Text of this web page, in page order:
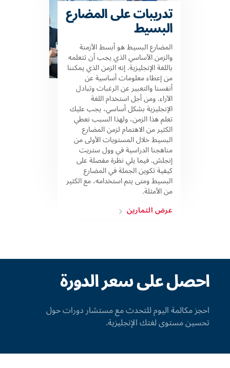
تدريبات على المضارع
البسيط
المضارع البسيط هو أبسط الأزمنة
والزمن الأساسي الذي يجب أن تتعلمه
باللغة الإنجليزية. إنه الزمن الذي يمكننا
من إعطاء معلومات أساسية عن
أنفسنا والتعبير عن الرغبات وتبادل
الآراء. ومن أجل استخدام اللغة
الإنجليزية بشكل أساسي، يجب عليك
تعلم هذا الزمن، ولهذا السبب نعطي
الكثير من الاهتمام لزمن المضارع
البسيط خلال المستويات الأولى من
مناهجنا الدراسية في وول ستريت
إنجلش. فيما يلي نظرة مفصلة على
كيفية تكوين الجملة في المضارع
البسيط ومتى يتم استخدامه، مع الكثير
من الأمثلة.
عرض التمارين
احصل على سعر الدورة
احجز مكالمة اليوم للتحدث مع مستشار دورات حول
تحسين مستوى لغتك الإنجليزية.